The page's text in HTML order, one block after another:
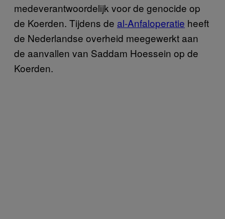
medeverantwoordelijk voor de genocide op
de Koerden. Tijdens de al-Anfaloperatie heeft
de Nederlandse overheid meegewerkt aan
de aanvallen van Saddam Hoessein op de
Koerden.